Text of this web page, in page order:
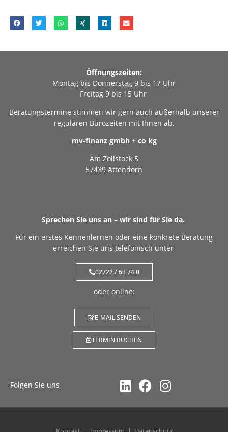
Öffnungszeiten:
Montag bis Donnerstag 9 bis 17 Uhr
Freitag 9 bis 15 Uhr
Beratungstermine stimmen wir gern auch außerhalb unserer
regulären Bürozeiten mit Ihnen ab.
mv-finanz gmbh + co kg
Am Zollstock 5
57439 Attendorn
Sprechen Sie uns an – wir sind für Sie da.
Für ein erstes Kennenlernen oder eine konkrete Beratung
erreichen Sie uns telefonisch unter
02722 / 63 74 0
oder online:
E-MAIL SENDEN
TERMIN BUCHEN
Folgen Sie uns